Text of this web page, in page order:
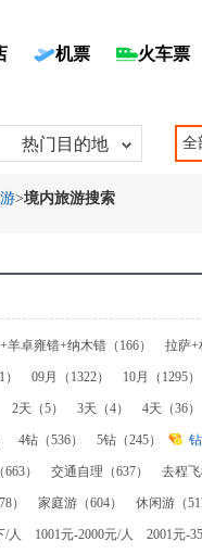
机票 火车票
热门目的地 全
>境内旅游搜索
羊卓雍错+纳木错（166） 拉萨+
墨脱（61）
拉萨+羊卓雍措+日
羊卓雍措+纳木措+日喀则（32）
3）
成都+稻城亚丁（3） 圣
拉+西双版纳（1）
昆明+大理
拉+泸沽湖+西双版纳（1）
丽
09月（1322） 10月（1295）
-
确定 清空
2天（5） 3天（4） 4天（36）
15天（13） 16天（11） 17
4钻（536） 5钻（245）
） 交通自理（637） 去程飞
） 家庭游（604） 休闲游（
/人 1001元-2000元/人 2001元-